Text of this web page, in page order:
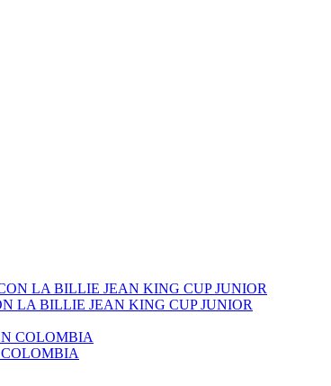
LA BILLIE JEAN KING CUP JUNIOR